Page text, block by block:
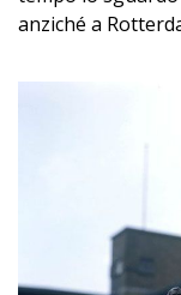
anziché a